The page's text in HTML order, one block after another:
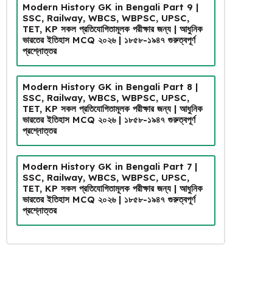
Modern History GK in Bengali Part 9 |
SSC, Railway, WBCS, WBPSC, UPSC,
TET, KP সকল প্রতিযোগিতামূলক পরীক্ষার জন্য | আধুনিক
ভারতের ইতিহাস MCQ ২০২৬ | ১৮৫৮-১৯৪৭ গুরুত্বপূর্ণ
প্রশ্নোত্তর
Modern History GK in Bengali Part 8 |
SSC, Railway, WBCS, WBPSC, UPSC,
TET, KP সকল প্রতিযোগিতামূলক পরীক্ষার জন্য | আধুনিক
ভারতের ইতিহাস MCQ ২০২৬ | ১৮৫৮-১৯৪৭ গুরুত্বপূর্ণ
প্রশ্নোত্তর
Modern History GK in Bengali Part 7 |
SSC, Railway, WBCS, WBPSC, UPSC,
TET, KP সকল প্রতিযোগিতামূলক পরীক্ষার জন্য | আধুনিক
ভারতের ইতিহাস MCQ ২০২৬ | ১৮৫৮-১৯৪৭ গুরুত্বপূর্ণ
প্রশ্নোত্তর